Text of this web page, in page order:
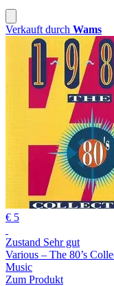
Verkauft durch Wams
€ 5
Zustand Sehr gut
Various – The 80’s
Music
Zum Produkt